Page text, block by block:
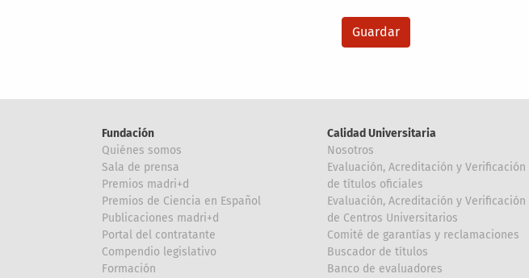
Fundación
Quiénes somos
Sala de prensa
Premios madri+d
Premios de Ciencia en Español
Publicaciones madri+d
Portal del contratante
Compendio legislativo
Formación
Calidad Universitaria
Nosotros
Evaluación, Acreditación y Verificación
de títulos oficiales
Evaluación, Acreditación y Verificación
de Centros Universitarios
Comité de garantías y reclamaciones
Buscador de títulos
Banco de evaluadores